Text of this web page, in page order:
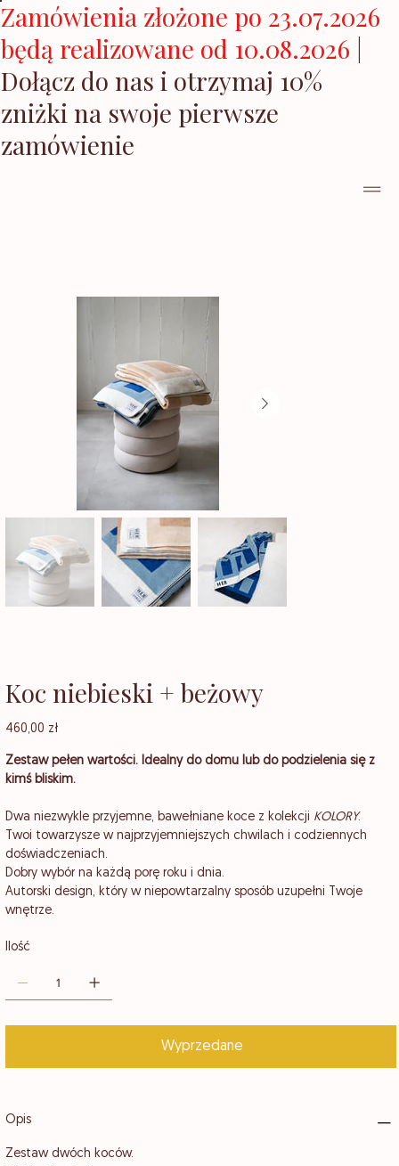
Zamówienia złożone po 23.07.2026
będą realizowane od 10.08.2026
Dołącz do nas i otrzymaj 10%
zniżki na swoje pierwsze
zamówienie
Koc niebieski + beżowy
Cena
460,00 zł
Zestaw pełen wartości. Idealny do domu lub do podzielenia się z
kimś bliskim.
Dwa niezwykle przyjemne, bawełniane koce z kolekcji KOLORY.
Twoi towarzysze w najprzyjemniejszych chwilach i codziennych
doświadczeniach.
Dobry wybór na każdą porę roku i dnia.
Autorski design, który w niepowtarzalny sposób uzupełni Twoje
wnętrze.
Ilość
Wyprzedane
Opis
Zestaw dwóch koców.